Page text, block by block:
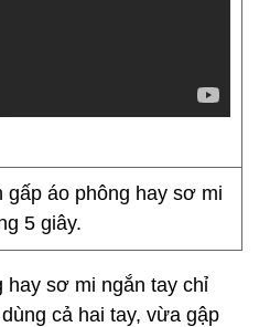
áo phông hay sơ mi
5 giây.
hay sơ mi ngắn tay chỉ
cả hai tay, vừa gập